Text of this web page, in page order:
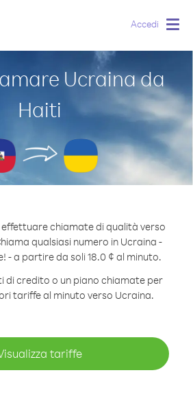
Accedi
Ucraina da
Haiti
effettuare chiamate di qualità verso
qualsiasi numero in Ucraina -
- a partire da soli 18.0 ¢ al minuto.
di credito o un piano chiamate per
tariffe al minuto verso Ucraina.
tariffe